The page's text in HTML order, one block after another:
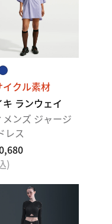
イクル素材
キ ランウェイ
メンズ ジャージ
レス
)